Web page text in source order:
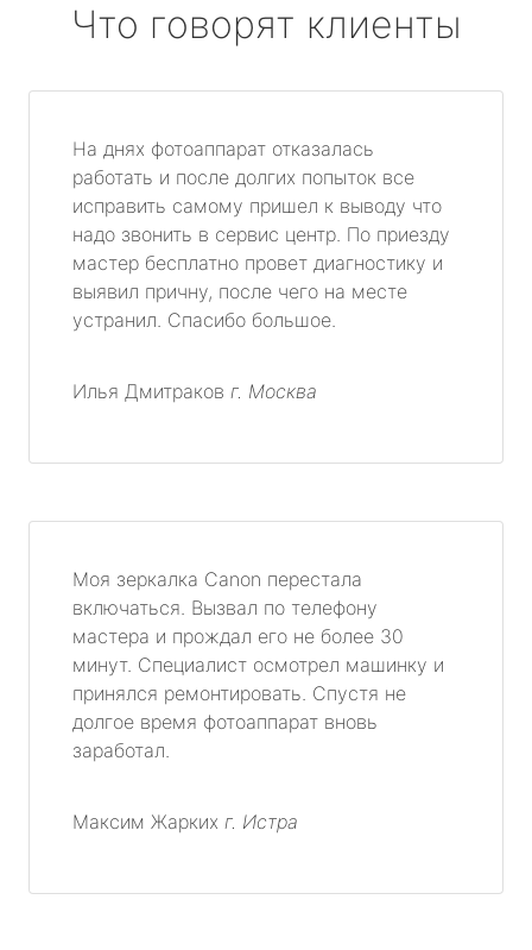
Что говорят клиенты
На днях фотоаппарат отказалась
работать и после долгих попыток все
исправить самому пришел к выводу что
надо звонить в сервис центр. По приезду
мастер бесплатно провет диагностику и
выявил причну, после чего на месте
устранил. Спасибо большое.
Илья Дмитраков г. Москва
Моя зеркалка Canon перестала
включаться. Вызвал по телефону
мастера и прождал его не более 30
минут. Специалист осмотрел машинку и
принялся ремонтировать. Спустя не
долгое время фотоаппарат вновь
заработал.
Максим Жарких г. Истра